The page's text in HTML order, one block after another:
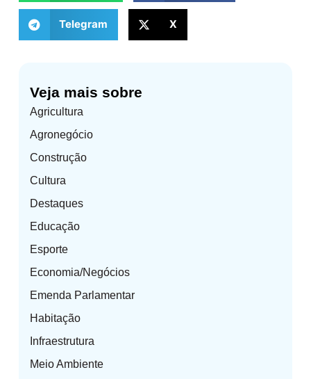
Veja mais sobre
Agricultura
Agronegócio
Construção
Cultura
Destaques
Educação
Esporte
Economia/Negócios
Emenda Parlamentar
Habitação
Infraestrutura
Meio Ambiente
Telegram X